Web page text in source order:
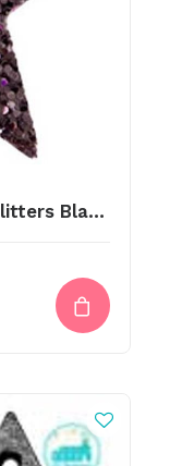
Imi Leer Hangers Ster Met Glitters Black-Purple 5cm